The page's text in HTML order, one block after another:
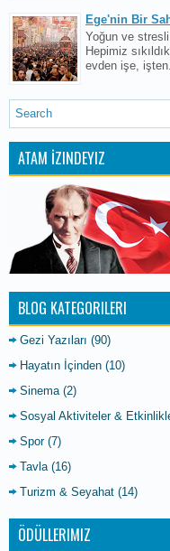
Ege'nin Bir
Yoğun ve
Hepimiz
evden işe,
ATAM İZINDEYIZ
BLOG KATEGORILERI
Gezi Yazıları (90)
Hayatın İçinden (10)
Sinema (2)
Sosyal Aktiviteler &
Spor (7)
Tavla (16)
Turizm & Seyahat (14)
ÖDÜLLERIMIZ